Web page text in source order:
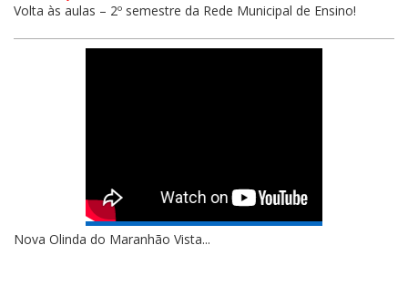
Volta às aulas – 2º semestre da Rede Municipal de Ensino!
Nova Olinda do Maranhão Vista...